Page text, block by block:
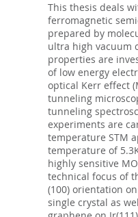
This thesis deals
ferromagnetic
prepared by
ultra high vacuum
properties are
of low energy
optical Kerr effect
tunneling
tunneling
experiments are
temperature STM
temperature of
highly sensitive
technical focus of
(100) orientation
single crystal as